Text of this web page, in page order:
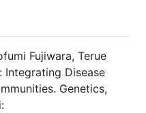
Fujiwara, Terue
Integrating Disease
Genetics,